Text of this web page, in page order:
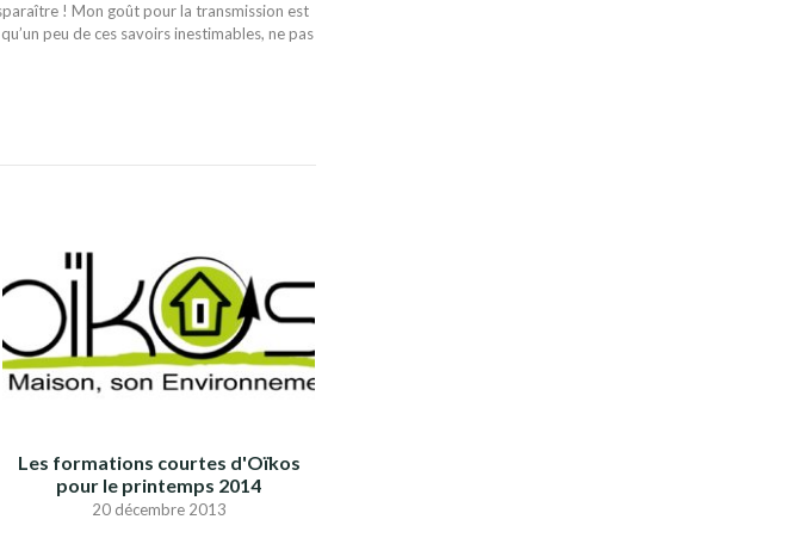
! Mon goût pour la transmission est
peu de ces savoirs inestimables, ne pas
Les formations courtes d'Oïkos
pour le printemps 2014
20 décembre 2013